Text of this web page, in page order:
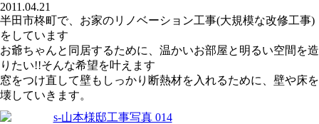
2011.04.21
半田市柊町で、お家のリノベーション工事(大規模な改修工事)
をしています
お爺ちゃんと同居するために、温かいお部屋と明るい空間を造
りたい!!そんな希望を叶えます
窓をつけ直して壁もしっかり断熱材を入れるために、壁や床を
壊していきます。